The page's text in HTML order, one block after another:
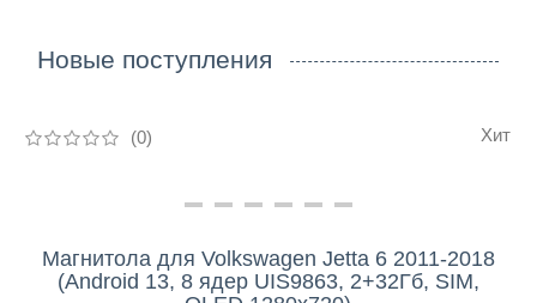
Новые поступления
(0) Хит
Нашли дешевле?
Магнитола для Volkswagen Jetta 6 2011-2018
(Android 13, 8 ядер UIS9863, 2+32Гб, SIM,